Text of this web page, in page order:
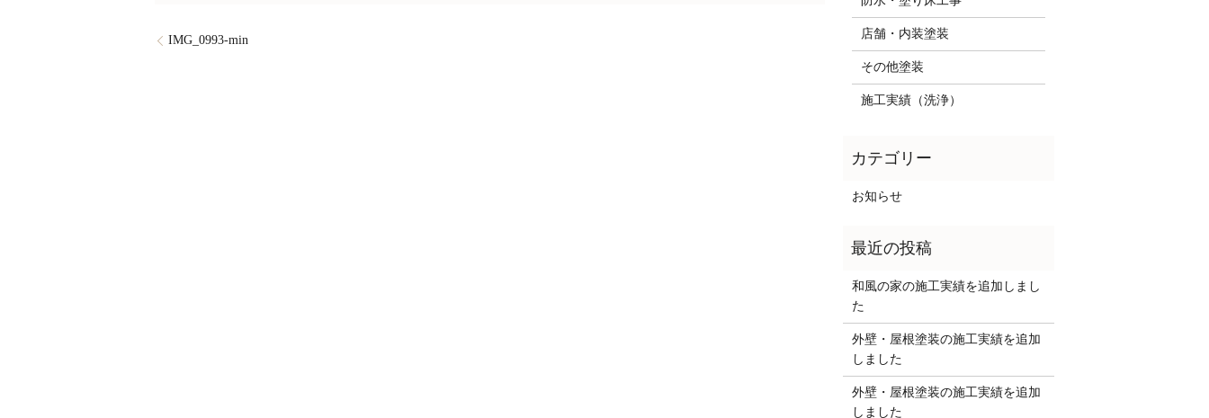
IMG_0993-min
店舗・内装塗装
その他塗装
施工実績（洗浄）
お知らせ
和風の家の施工実績を追加しまし
た
外壁・屋根塗装の施工実績を追加
しました
外壁・屋根塗装の施工実績を追加
しました